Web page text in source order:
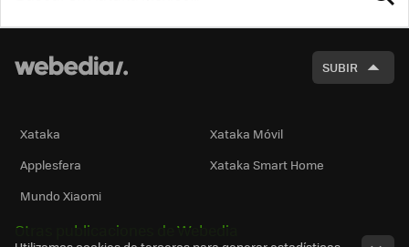
SUBIR
Xataka
Xataka Móvil
Applesfera
Xataka Smart Home
Mundo Xiaomi
Otras publicaciones de Webedia